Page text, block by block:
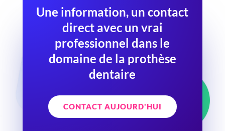
Une information, un contact
direct avec un vrai
professionnel dans le
domaine de la prothèse
dentaire
CONTACT AUJOURD'HUI